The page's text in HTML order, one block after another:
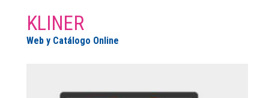
KLINER
Web y Catálogo Online